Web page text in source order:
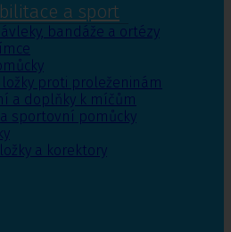
a sport
bandáže a ortézy
proti proleženinám
a doplňky k míčům
sportovní pomůcky
a korektory